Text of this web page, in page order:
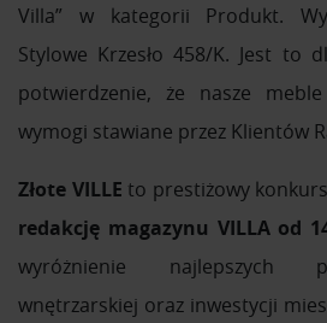
Villa” w kategorii Produkt.
Stylowe Krzesło 458/K. Jest to
potwierdzenie, że nasze meble
wymogi stawiane przez Klientów
Złote VILLE to prestiżowy
redakcję magazynu VILLA od
wyróżnienie najlepszych
wnętrzarskiej oraz inwestycji